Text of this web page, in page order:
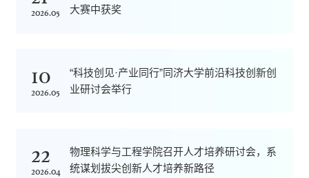
2026.05
大赛中获奖
10
2026.05
“科技创见·产业同行”同济大学前沿科技创新创
业研讨会举行
22
2026.04
物理科学与工程学院召开人才培养研讨会，系
统谋划拔尖创新人才培养新路径